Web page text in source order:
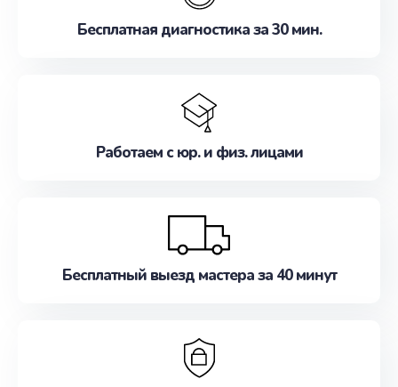
Бесплатная диагностика за 30 мин.
Работаем с юр. и физ. лицами
Бесплатный выезд мастера за 40 минут